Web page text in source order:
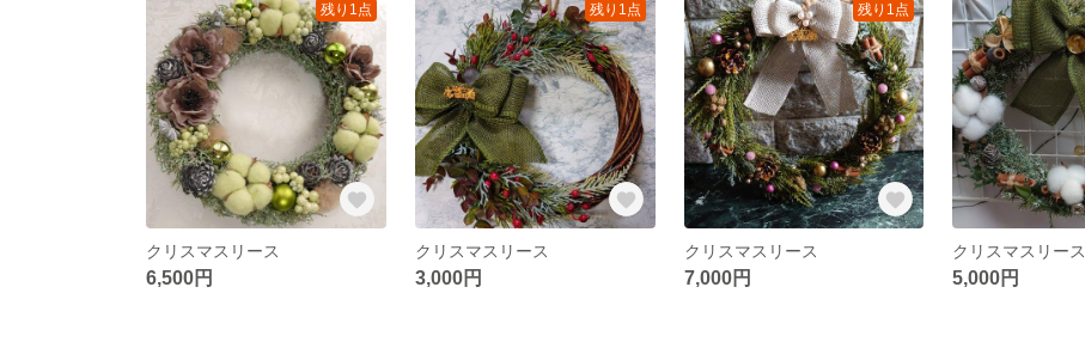
残り1点
クリスマスリース
6,500円
残り1点
クリスマスリース
3,000円
残り1点
クリスマスリース
7,000円
クリスマスリース
5,000円